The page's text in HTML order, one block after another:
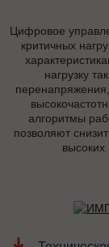
Цифровое
критичных
нагрузку
алгоритмы
позволяют
высоких